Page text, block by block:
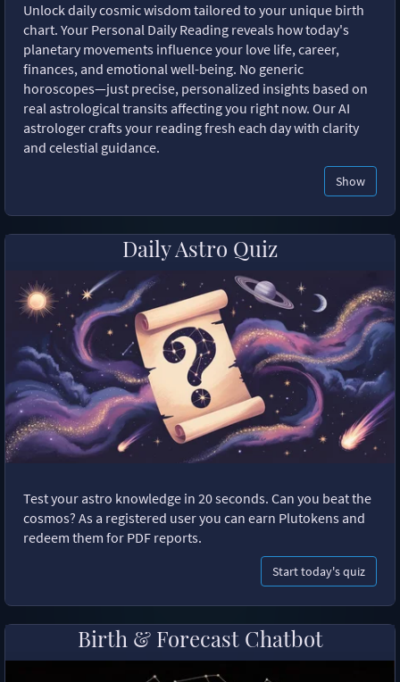
Unlock daily cosmic wisdom tailored to your unique birth
chart. Your Personal Daily Reading reveals how today's
planetary movements influence your love life, career,
finances, and emotional well-being. No generic
horoscopes—just precise, personalized insights based on
real astrological transits affecting you right now. Our AI
astrologer crafts your reading fresh each day with clarity
and celestial guidance.
Show
Daily Astro Quiz
Test your astro knowledge in 20 seconds. Can you beat the
cosmos? As a registered user you can earn Plutokens and
redeem them for PDF reports.
Start today's quiz
Birth & Forecast Chatbot